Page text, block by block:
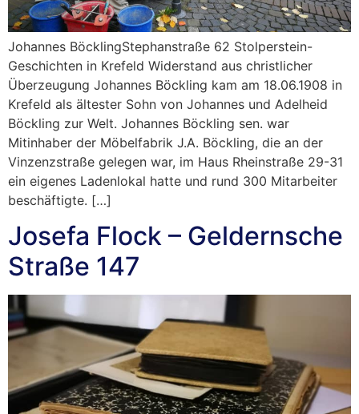
Johannes BöcklingStephanstraße 62 Stolperstein-
Geschichten in Krefeld Widerstand aus christlicher
Überzeugung Johannes Böckling kam am 18.06.1908 in
Krefeld als ältester Sohn von Johannes und Adelheid
Böckling zur Welt. Johannes Böckling sen. war
Mitinhaber der Möbelfabrik J.A. Böckling, die an der
Vinzenzstraße gelegen war, im Haus Rheinstraße 29-31
ein eigenes Ladenlokal hatte und rund 300 Mitarbeiter
beschäftigte. […]
Josefa Flock – Geldernsche
Straße 147